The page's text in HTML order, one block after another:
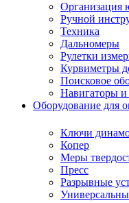
Организация
Ручной
Техника
Дальномеры
Рулетки
Курвиметры
Поисковое
Навигаторы
Оборудование для
Ключи
Копер
Меры
Пресс
Разрывные